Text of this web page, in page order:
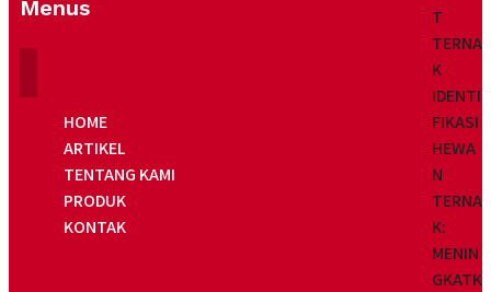
T
TERNA
K
IDENTI
FIKASI
HEWA
N
TERNA
K:
MENIN
GKATK
Menus
HOME
ARTIKEL
TENTANG KAMI
PRODUK
KONTAK